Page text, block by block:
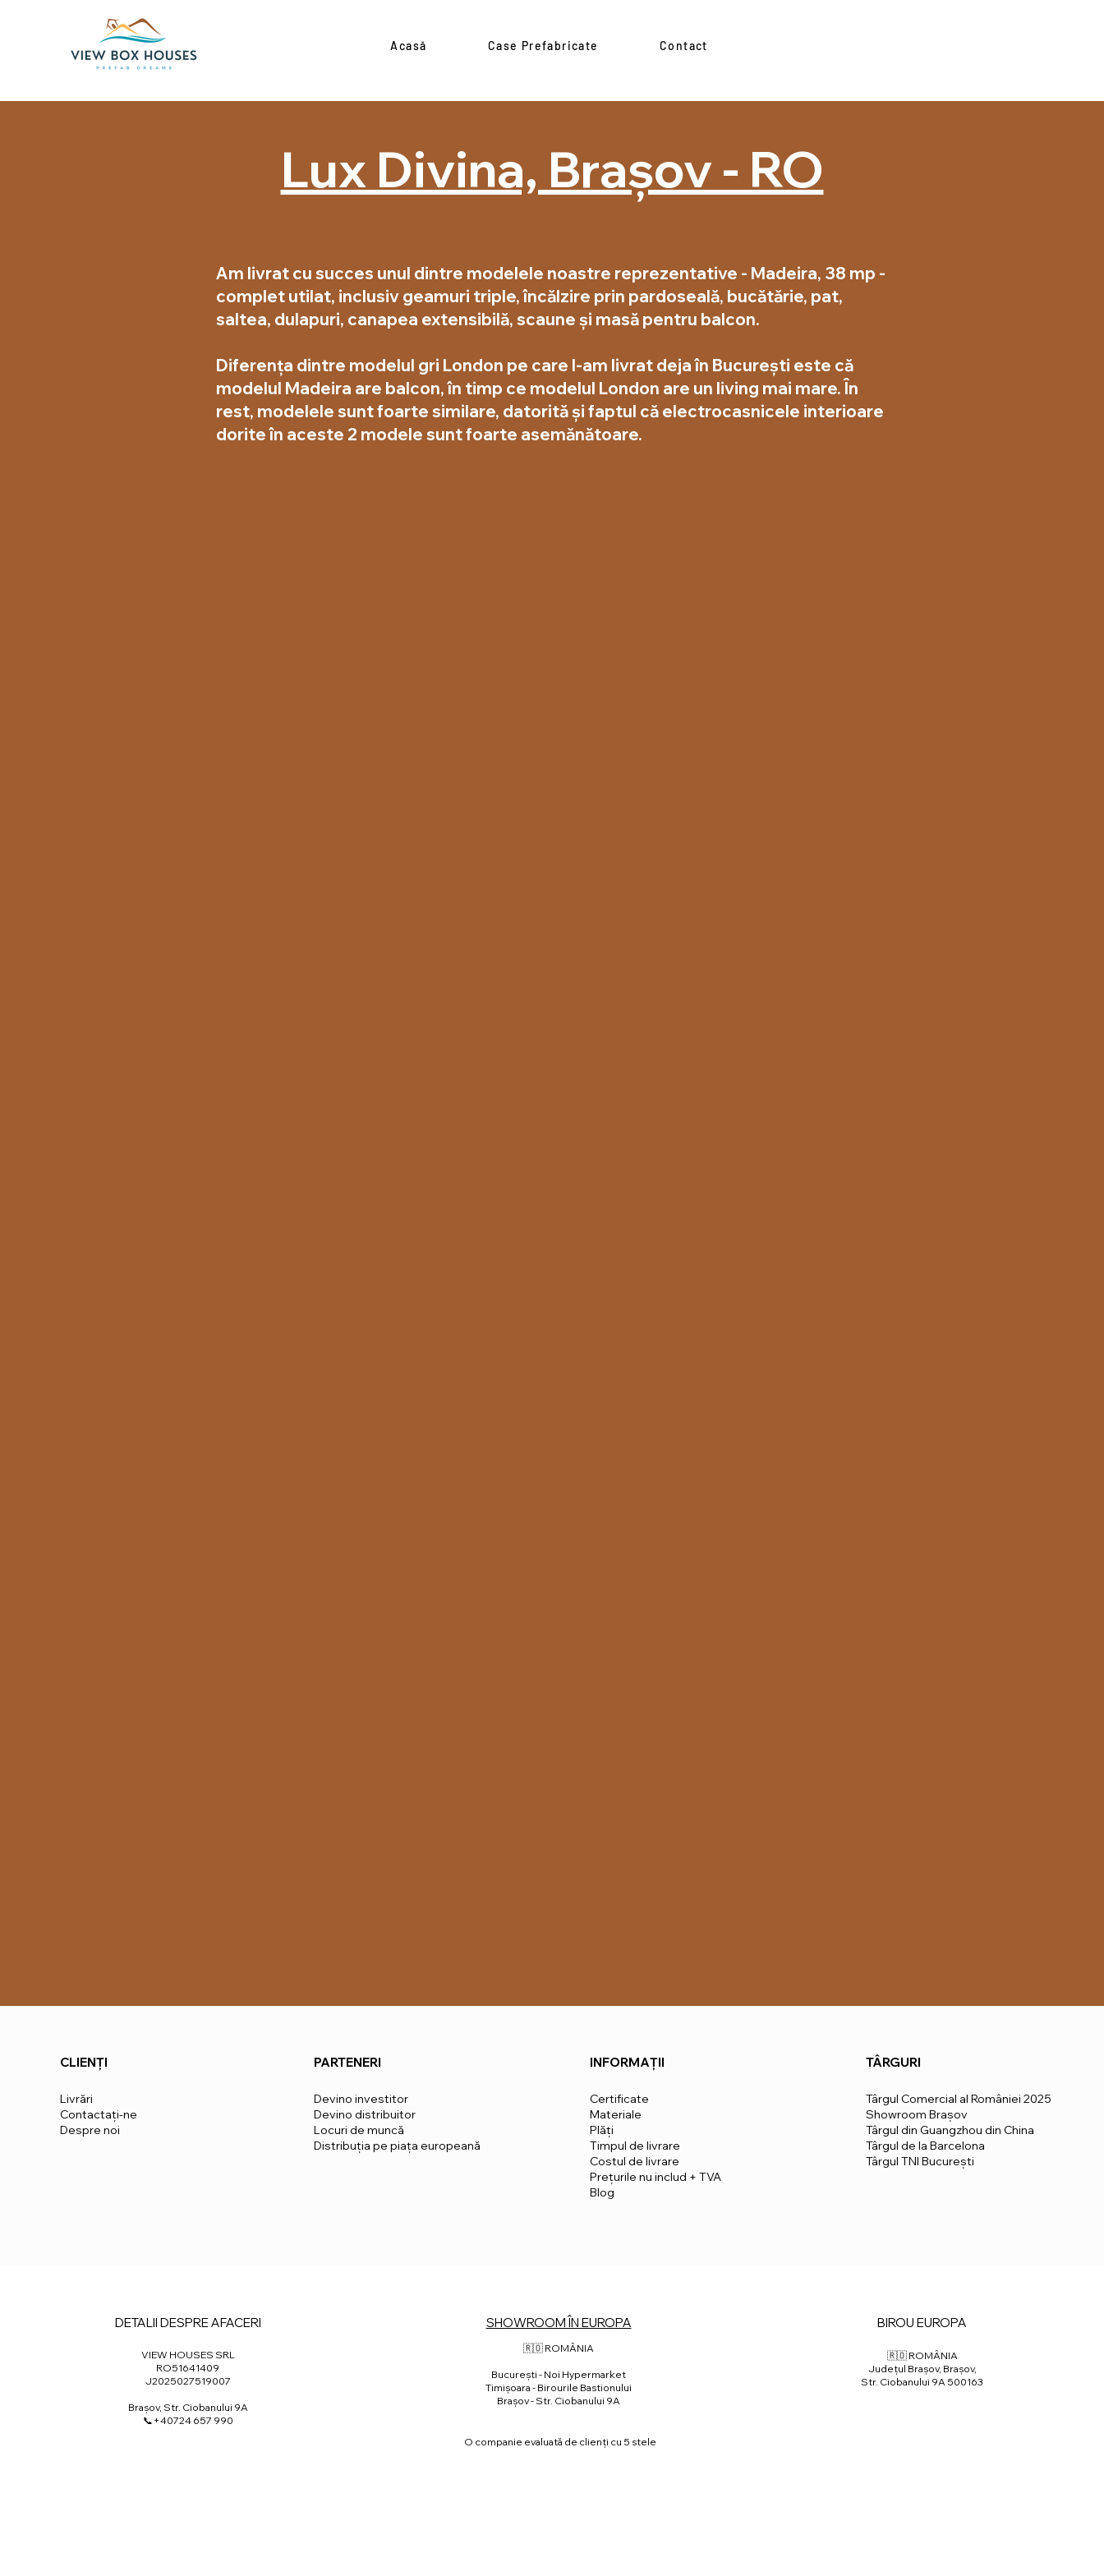
Acasă Case Prefabricate Contact
Lux Divina, Brașov - RO
Am livrat cu succes unul dintre modelele noastre reprezentative - Madeira, 38 mp -
complet utilat, inclusiv geamuri triple, încălzire prin pardoseală, bucătărie, pat,
saltea, dulapuri, canapea extensibilă, scaune și masă pentru balcon.
Diferența dintre modelul gri London pe care l-am livrat deja în București este că
modelul Madeira are balcon, în timp ce modelul London are un living mai mare. În
rest, modelele sunt foarte similare, datorită și faptul că electrocasnicele interioare
dorite în aceste 2 modele sunt foarte asemănătoare.
CLIENȚI
Livrări
Contactaţi-ne
Despre noi
PARTENERI
Devino investitor
Devino distribuitor
Locuri de muncă
Distribuția pe piața europeană
INFORMAȚII
Certificate
Materiale
Plăți
Timpul de livrare
Costul de livrare
Prețurile nu includ + TVA
Blog
TÂRGURI
Târgul Comercial al României 2025
Showroom Brașov
Târgul din Guangzhou din China
Târgul de la Barcelona
Târgul TNI București
DETALII DESPRE AFACERI
VIEW HOUSES SRL
RO51641409
J2025027519007
Brașov, Str. Ciobanului 9A
📞+40724 657 990
SHOWROOM ÎN EUROPA
🇷🇴 ROMÂNIA
⁠București - Noi Hypermarket
Timișoara - Birourile Bastionului
Brașov - Str. Ciobanului 9A
O companie evaluată de clienți cu 5 stele
BIROU EUROPA
🇷🇴 ROMÂNIA
Județul Brașov, Brașov,
Str. Ciobanului 9A 500163